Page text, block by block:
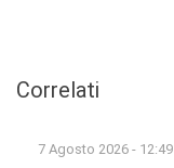
Correlati
7 Agosto 2026 - 12:49